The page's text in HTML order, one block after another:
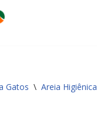
Gatos \ Areia Higiênica